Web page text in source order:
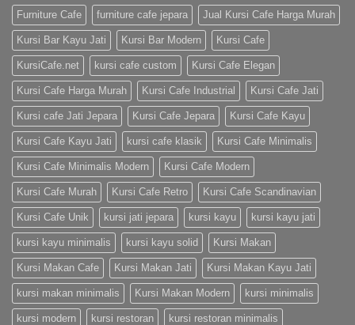
Furniture Cafe furniture cafe jepara Jual Kursi Cafe Harga Murah
Kursi Bar Kayu Jati Kursi Bar Modern Kursi Cafe
KursiCafe.net kursi cafe custom Kursi Cafe Elegan
Kursi Cafe Harga Murah Kursi Cafe Industrial Kursi Cafe Jati
Kursi cafe Jati Jepara Kursi Cafe Jepara Kursi Cafe Kayu
Kursi Cafe Kayu Jati kursi cafe klasik Kursi Cafe Minimalis
Kursi Cafe Minimalis Modern Kursi Cafe Modern
Kursi Cafe Murah Kursi Cafe Retro Kursi Cafe Scandinavian
Kursi Cafe Unik kursi jati jepara kursi kayu kursi kayu jati
kursi kayu minimalis kursi kayu solid Kursi Makan
Kursi Makan Cafe Kursi Makan Jati Kursi Makan Kayu Jati
kursi makan minimalis Kursi Makan Modern kursi minimalis
kursi modern kursi restoran kursi restoran minimalis